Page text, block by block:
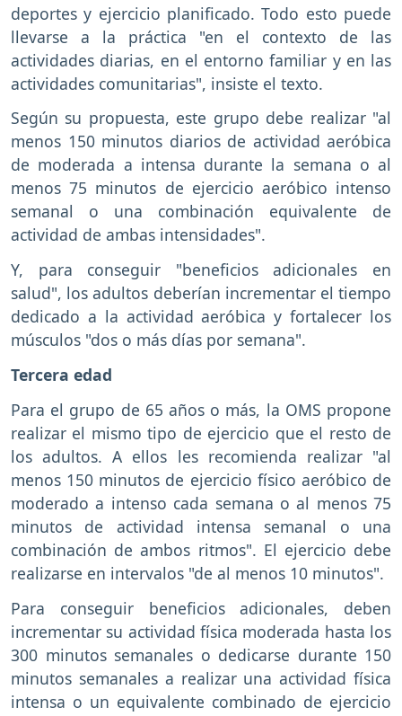
deportes y ejercicio planificado. Todo esto puede
llevarse a la práctica "en el contexto de las
actividades diarias, en el entorno familiar y en las
actividades comunitarias", insiste el texto.
Según su propuesta, este grupo debe realizar "al
menos 150 minutos diarios de actividad aeróbica
de moderada a intensa durante la semana o al
menos 75 minutos de ejercicio aeróbico intenso
semanal o una combinación equivalente de
actividad de ambas intensidades".
Y, para conseguir "beneficios adicionales en
salud", los adultos deberían incrementar el tiempo
dedicado a la actividad aeróbica y fortalecer los
músculos "dos o más días por semana".
Tercera edad
Para el grupo de 65 años o más, la OMS propone
realizar el mismo tipo de ejercicio que el resto de
los adultos. A ellos les recomienda realizar "al
menos 150 minutos de ejercicio físico aeróbico de
moderado a intenso cada semana o al menos 75
minutos de actividad intensa semanal o una
combinación de ambos ritmos". El ejercicio debe
realizarse en intervalos "de al menos 10 minutos".
Para conseguir beneficios adicionales, deben
incrementar su actividad física moderada hasta los
300 minutos semanales o dedicarse durante 150
minutos semanales a realizar una actividad física
intensa o un equivalente combinado de ejercicio